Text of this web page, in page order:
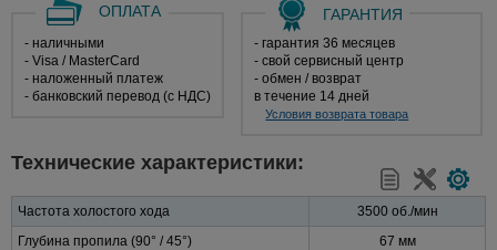
ОПЛАТА
- наличными
- Visa / MasterCard
- наложенный платеж
- банковский перевод (с НДС)
ГАРАНТИЯ
- гарантия 36 месяцев
- свой сервисный центр
- обмен / возврат
в течение 14 дней
Условия возврата товара
Технические характеристики:
Частота холостого хода
3500 об./мин
Глубина пропила (90° / 45°)
67 мм